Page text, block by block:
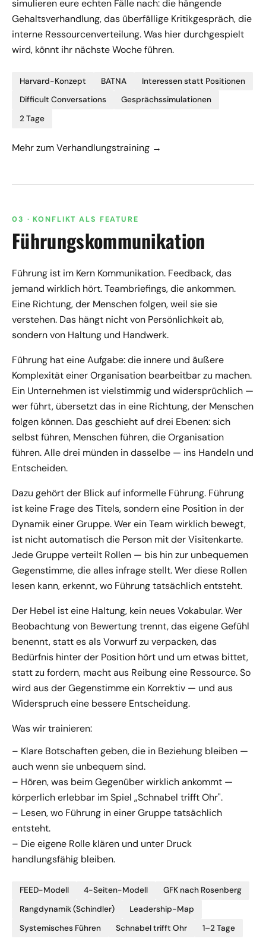
simulieren eure echten Fälle nach: die hängende
Gehaltsverhandlung, das überfällige Kritikgespräch, die
interne Ressourcenverteilung. Was hier durchgespielt
wird, könnt ihr nächste Woche führen.
Harvard-Konzept BATNA
Interessen statt Positionen
Difficult Conversations
Gesprächssimulationen
2 Tage
Mehr zum Verhandlungstraining →
03 · KONFLIKT ALS FEATURE
Führungs­kommunikation
Führung ist im Kern Kommunikation. Feedback, das
jemand wirklich hört. Teambriefings, die ankommen.
Eine Richtung, der Menschen folgen, weil sie sie
verstehen. Das hängt nicht von Persönlichkeit ab,
sondern von Haltung und Handwerk.
Führung hat eine Aufgabe: die innere und äußere
Komplexität einer Organisation bearbeitbar zu machen.
Ein Unternehmen ist vielstimmig und widersprüchlich —
wer führt, übersetzt das in eine Richtung, der Menschen
folgen können. Das geschieht auf drei Ebenen: sich
selbst führen, Menschen führen, die Organisation
führen. Alle drei münden in dasselbe — ins Handeln und
Entscheiden.
Dazu gehört der Blick auf informelle Führung. Führung
ist keine Frage des Titels, sondern eine Position in der
Dynamik einer Gruppe. Wer ein Team wirklich bewegt,
ist nicht automatisch die Person mit der Visitenkarte.
Jede Gruppe verteilt Rollen — bis hin zur unbequemen
Gegenstimme, die alles infrage stellt. Wer diese Rollen
lesen kann, erkennt, wo Führung tatsächlich entsteht.
Der Hebel ist eine Haltung, kein neues Vokabular. Wer
Beobachtung von Bewertung trennt, das eigene Gefühl
benennt, statt es als Vorwurf zu verpacken, das
Bedürfnis hinter der Position hört und um etwas bittet,
statt zu fordern, macht aus Reibung eine Ressource. So
wird aus der Gegenstimme ein Korrektiv — und aus
Widerspruch eine bessere Entscheidung.
Was wir trainieren:
– Klare Botschaften geben, die in Beziehung bleiben —
auch wenn sie unbequem sind.
– Hören, was beim Gegenüber wirklich ankommt —
körperlich erlebbar im Spiel „Schnabel trifft Ohr".
– Lesen, wo Führung in einer Gruppe tatsächlich
entsteht.
– Die eigene Rolle klären und unter Druck
handlungsfähig bleiben.
FEED-Modell 4-Seiten-Modell
GFK nach Rosenberg
Rangdynamik (Schindler)
Leadership-Map
Systemisches Führen
Schnabel trifft Ohr 1–2 Tage